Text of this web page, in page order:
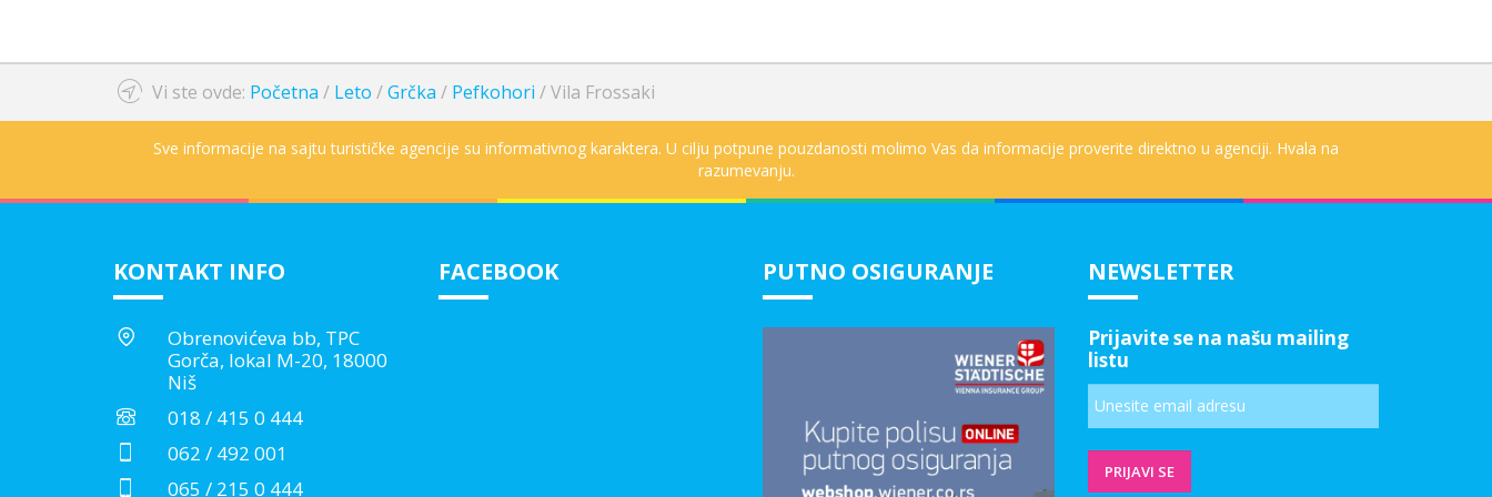
Vi ste ovde: Početna / Leto /Grčka / Pefkohori /Vila Frossaki
Sve informacije na sajtu turističke agencije su informativnog karaktera. U cilju potpune pouzdanosti molimo Vas da informacije proverite direktno u agenciji. Hvala na
razumevanju.
KONTAKT INFO
Obrenovićeva bb, TPC
Gorča, lokal M-20, 18000
Niš
018 / 415 0 444
062 / 492 001
065 / 215 0 444
FACEBOOK PUTNO OSIGURANJE NEWSLETTER
Prijavite se na našu mailing
listu